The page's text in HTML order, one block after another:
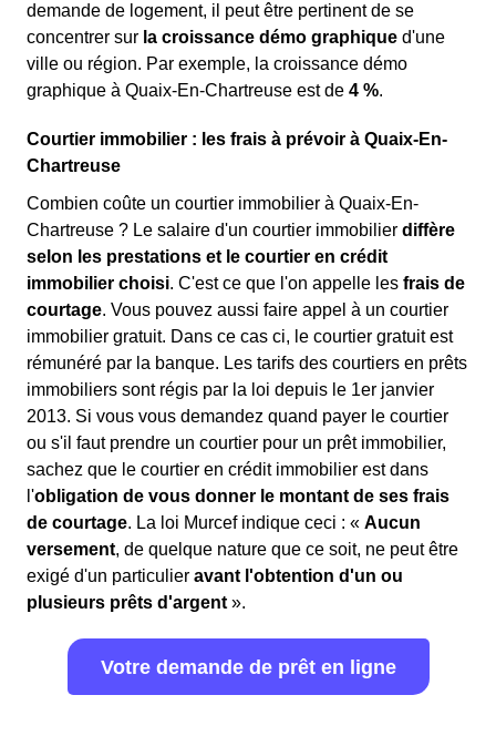
demande de logement, il peut être pertinent de se
concentrer sur la croissance démo graphique d'une
ville ou région. Par exemple, la croissance démo
graphique à Quaix-En-Chartreuse est de 4 %.
Courtier immobilier : les frais à prévoir à Quaix-En-
Chartreuse
Combien coûte un courtier immobilier à Quaix-En-
Chartreuse ? Le salaire d'un courtier immobilier diffère
selon les prestations et le courtier en crédit
immobilier choisi. C'est ce que l'on appelle les frais de
courtage. Vous pouvez aussi faire appel à un courtier
immobilier gratuit. Dans ce cas ci, le courtier gratuit est
rémunéré par la banque. Les tarifs des courtiers en prêts
immobiliers sont régis par la loi depuis le 1er janvier
2013. Si vous vous demandez quand payer le courtier
ou s'il faut prendre un courtier pour un prêt immobilier,
sachez que le courtier en crédit immobilier est dans
l'obligation de vous donner le montant de ses frais
de courtage. La loi Murcef indique ceci : « Aucun
versement, de quelque nature que ce soit, ne peut être
exigé d'un particulier avant l'obtention d'un ou
plusieurs prêts d'argent ».
Votre demande de prêt en ligne